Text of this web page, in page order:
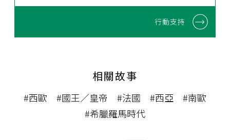
行動支持
相關故事
#西歐 #國王／皇帝 #法國 #西亞
#南歐
#希臘羅馬時代